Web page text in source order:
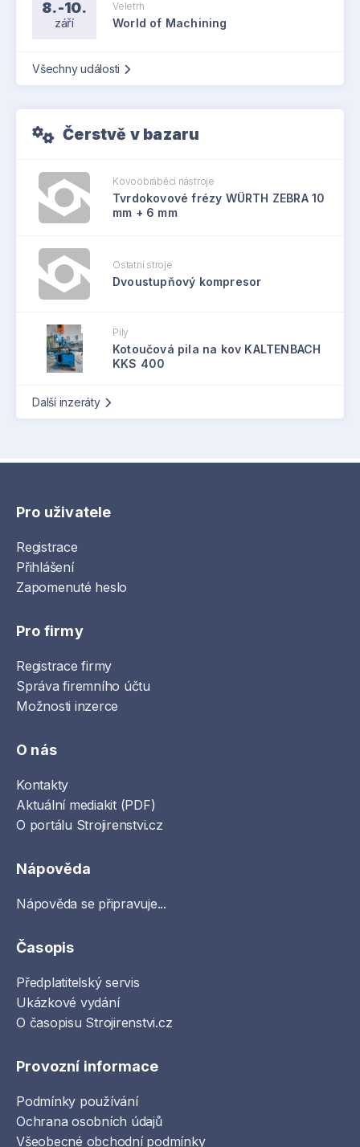
8.-10.
září
Veletrh
World of Machining
Všechny události
Čerstvě v bazaru
Kovoobráběcí nástroje
Tvrdokovové frézy WÜRTH ZEBRA 10
mm + 6 mm
Ostatní stroje
Dvoustupňový kompresor
Pily
Kotoučová pila na kov KALTENBACH
KKS 400
Další inzeráty
Pro uživatele
Registrace
Přihlášení
Zapomenuté heslo
Pro firmy
Registrace firmy
Správa firemního účtu
Možnosti inzerce
O nás
Kontakty
Aktuální mediakit (PDF)
O portálu Strojirenstvi.cz
Nápověda
Nápověda se připravuje...
Časopis
Předplatitelský servis
Ukázkové vydání
O časopisu Strojirenstvi.cz
Provozní informace
Podmínky používání
Ochrana osobních údajů
Všeobecné obchodní podmínky